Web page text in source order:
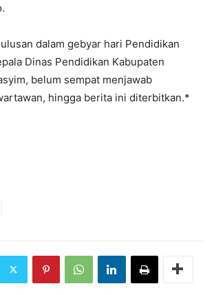
dalam gebyar hari Pendidikan
Dinas Pendidikan Kabupaten
belum sempat menjawab
hingga berita ini diterbitkan.*